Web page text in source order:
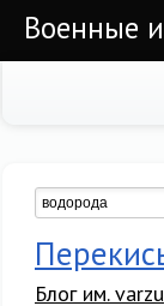
Военные
Блог им.